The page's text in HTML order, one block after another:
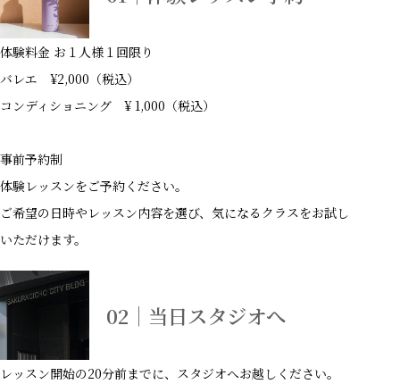
体験料金 お１人様１回限り
バレエ ¥2,000（税込）
コンディショニング ¥ 1,000（税込）
事前予約制
体験レッスンをご予約ください。
ご希望の日時やレッスン内容を選び、気になるクラスをお試し
いただけます。
02｜当日スタジオへ
レッスン開始の20分前までに、スタジオへお越しください。